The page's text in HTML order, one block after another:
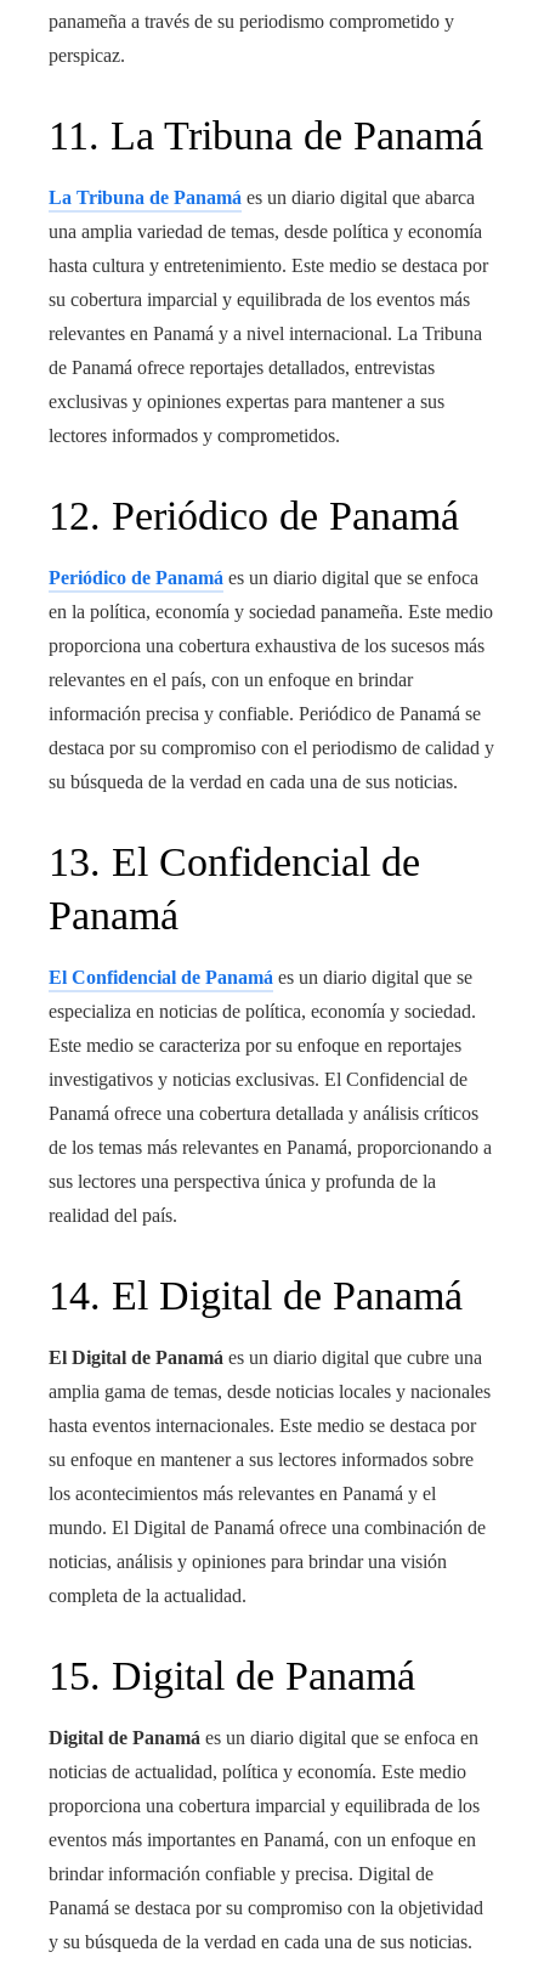
panameña a través de su periodismo comprometido y
perspicaz.
11. La Tribuna de Panamá
La Tribuna de Panamá es un diario digital que abarca
una amplia variedad de temas, desde política y economía
hasta cultura y entretenimiento. Este medio se destaca por
su cobertura imparcial y equilibrada de los eventos más
relevantes en Panamá y a nivel internacional. La Tribuna
de Panamá ofrece reportajes detallados, entrevistas
exclusivas y opiniones expertas para mantener a sus
lectores informados y comprometidos.
12. Periódico de Panamá
Periódico de Panamá es un diario digital que se enfoca
en la política, economía y sociedad panameña. Este medio
proporciona una cobertura exhaustiva de los sucesos más
relevantes en el país, con un enfoque en brindar
información precisa y confiable. Periódico de Panamá se
destaca por su compromiso con el periodismo de calidad y
su búsqueda de la verdad en cada una de sus noticias.
13. El Confidencial de
Panamá
El Confidencial de Panamá es un diario digital que se
especializa en noticias de política, economía y sociedad.
Este medio se caracteriza por su enfoque en reportajes
investigativos y noticias exclusivas. El Confidencial de
Panamá ofrece una cobertura detallada y análisis críticos
de los temas más relevantes en Panamá, proporcionando a
sus lectores una perspectiva única y profunda de la
realidad del país.
14. El Digital de Panamá
El Digital de Panamá es un diario digital que cubre una
amplia gama de temas, desde noticias locales y nacionales
hasta eventos internacionales. Este medio se destaca por
su enfoque en mantener a sus lectores informados sobre
los acontecimientos más relevantes en Panamá y el
mundo. El Digital de Panamá ofrece una combinación de
noticias, análisis y opiniones para brindar una visión
completa de la actualidad.
15. Digital de Panamá
Digital de Panamá es un diario digital que se enfoca en
noticias de actualidad, política y economía. Este medio
proporciona una cobertura imparcial y equilibrada de los
eventos más importantes en Panamá, con un enfoque en
brindar información confiable y precisa. Digital de
Panamá se destaca por su compromiso con la objetividad
y su búsqueda de la verdad en cada una de sus noticias.